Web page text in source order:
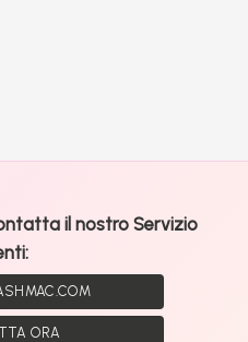
il nostro Servizio
ORA